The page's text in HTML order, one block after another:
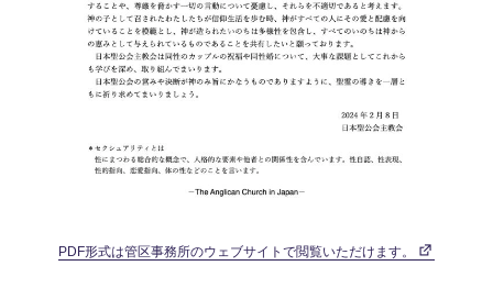
PDF形式は管区事務所のウェブサイトで閲覧いただけます。